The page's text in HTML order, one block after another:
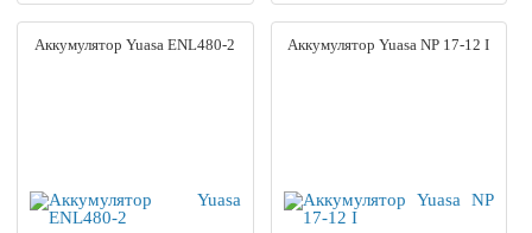
Аккумулятор Yuasa ENL480-2 Аккумулятор Yuasa NP 17-12 I